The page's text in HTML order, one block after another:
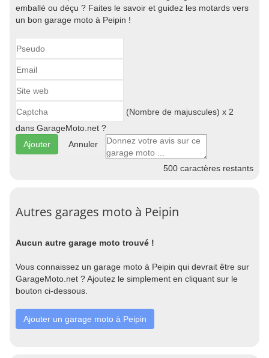
emballé ou déçu ? Faites le savoir et guidez les motards vers
un bon garage moto à Peipin !
(Nombre de majuscules) x 2
dans GarageMoto.net ?
Annuler
500 caractères restants
Autres garages moto à Peipin
Aucun autre garage moto trouvé !
Vous connaissez un garage moto à Peipin qui devrait être sur
GarageMoto.net ? Ajoutez le simplement en cliquant sur le
bouton ci-dessous.
Ajouter un garage moto à Peipin